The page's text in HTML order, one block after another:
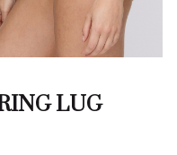
LUG